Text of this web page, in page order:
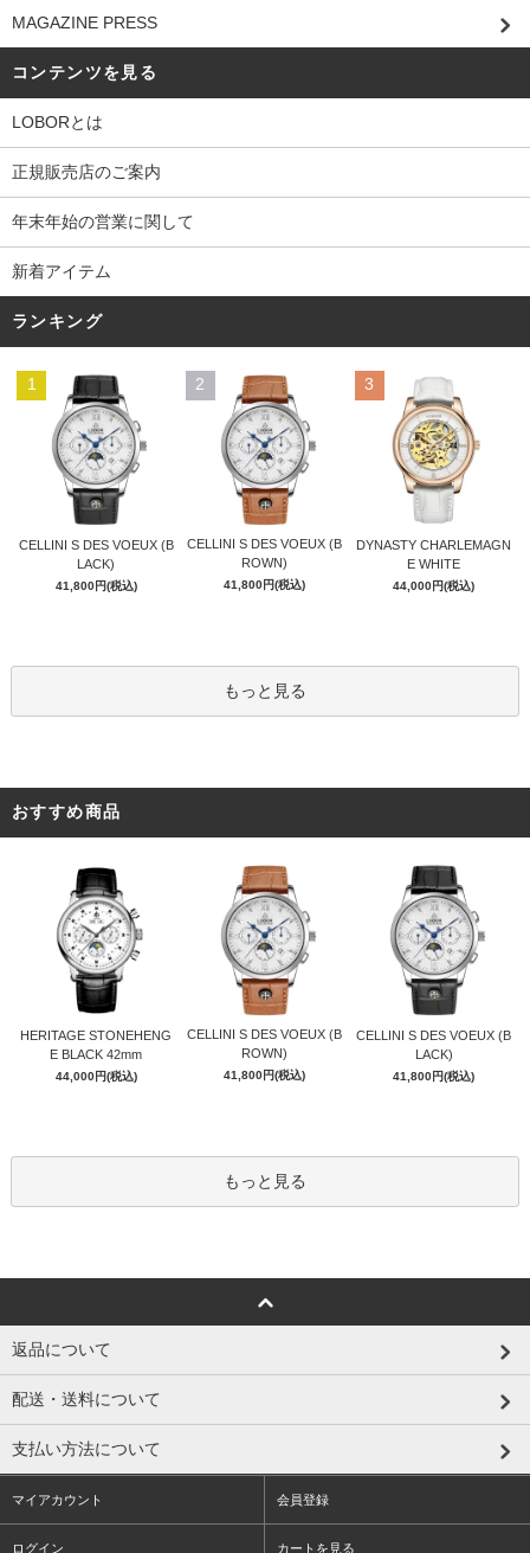
MAGAZINE PRESS
コンテンツを見る
LOBORとは
正規販売店のご案内
年末年始の営業に関して
新着アイテム
ランキング
1
CELLINI S DES VOEUX (B
LACK)
41,800円(税込)
2
CELLINI S DES VOEUX (B
ROWN)
41,800円(税込)
3
DYNASTY CHARLEMAGN
E WHITE
44,000円(税込)
もっと見る
おすすめ商品
HERITAGE STONEHENG
E BLACK 42mm
44,000円(税込)
CELLINI S DES VOEUX (B
ROWN)
41,800円(税込)
CELLINI S DES VOEUX (B
LACK)
41,800円(税込)
もっと見る
返品について
配送・送料について
支払い方法について
マイアカウント 会員登録
ログイン カートを見る